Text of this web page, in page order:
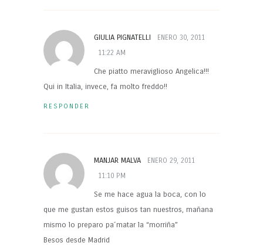
GIULIA PIGNATELLI
ENERO 30, 2011
11:22 AM
Che piatto meraviglioso Angelica!!!
Qui in Italia, invece, fa molto freddo!!
RESPONDER
MANJAR MALVA
ENERO 29, 2011
11:10 PM
Se me hace agua la boca, con lo
que me gustan estos guisos tan nuestros, mañana
mismo lo preparo pa´matar la “morriña”
Besos desde Madrid